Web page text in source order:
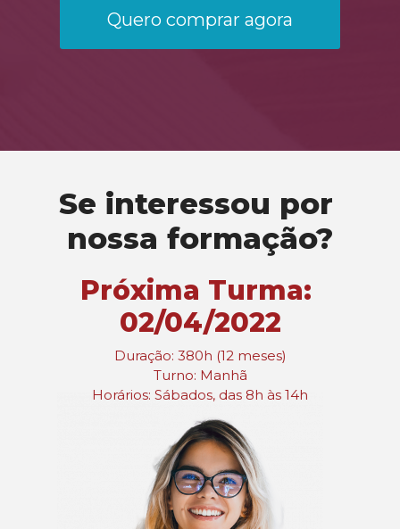
Quero comprar agora
Se interessou por
nossa formação?
Próxima Turma:
02/04/2022
Duração: 380h (12 meses)
Turno: Manhã
Horários: Sábados, das 8h às 14h